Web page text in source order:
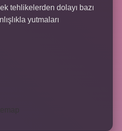
tehlikelerden dolayı bazı
yutmaları